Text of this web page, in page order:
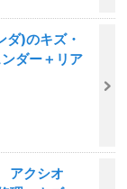
)のキズ・
ダー＋リア
アクシオ